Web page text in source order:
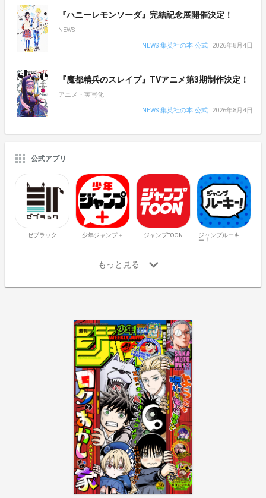
『ハニーレモンソーダ』完結記念展開催決定！
NEWS
NEWS 集英社の本 公式
2026年8月4日
『魔都精兵のスレイブ』TVアニメ第3期制作決定！
アニメ・実写化
NEWS 集英社の本 公式
2026年8月4日
公式アプリ
ゼブラック 少年ジャンプ＋ ジャンプTOON
ジャンプルーキ
ー！